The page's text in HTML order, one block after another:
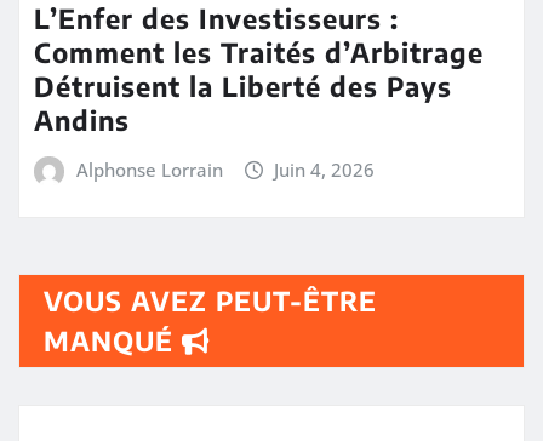
L’Enfer des Investisseurs :
Comment les Traités d’Arbitrage
Détruisent la Liberté des Pays
Andins
Alphonse Lorrain Juin 4, 2026
VOUS AVEZ PEUT-ÊTRE
MANQUÉ